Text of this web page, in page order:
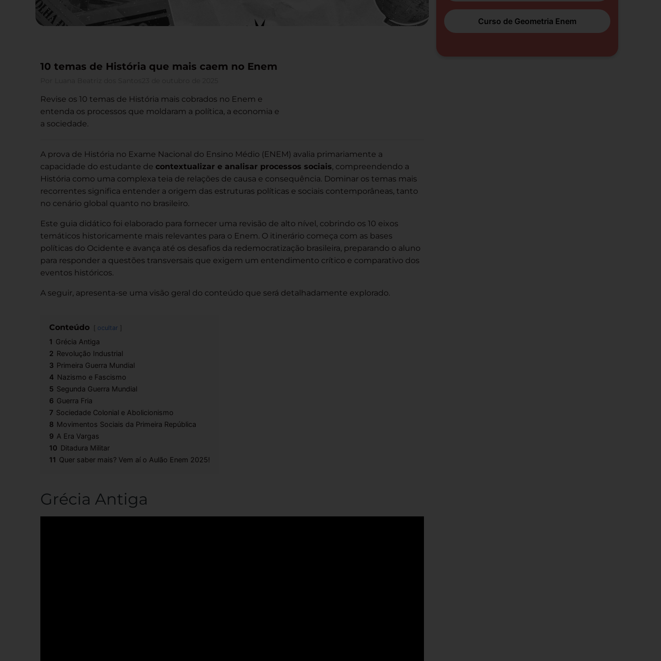
10 temas de História que mais caem no Enem
Revise os 10 temas de História mais cobrados no Enem e
entenda os processos que moldaram a política, a economia e
a sociedade.
A prova de História no Exame Nacional do Ensino Médio (ENEM) avalia primariamente a
capacidade do estudante de contextualizar e analisar processos sociais, compreendendo a
História como uma complexa teia de relações de causa e consequência. Dominar os temas mais
recorrentes significa entender a origem das estruturas políticas e sociais contemporâneas, tanto
no cenário global quanto no brasileiro.
Este guia didático foi elaborado para fornecer uma revisão de alto nível, cobrindo os 10 eixos
temáticos historicamente mais relevantes para o Enem. O itinerário começa com as bases
políticas do Ocidente e avança até os desafios da redemocratização brasileira, preparando o aluno
para responder a questões transversais que exigem um entendimento crítico e comparativo dos
eventos históricos.
A seguir, apresenta-se uma visão geral do conteúdo que será detalhadamente explorado.
Conteúdo ocultar
1 Grécia Antiga
2 Revolução Industrial
3 Primeira Guerra Mundial
4 Nazismo e Fascismo
5 Segunda Guerra Mundial
6 Guerra Fria
7 Sociedade Colonial e Abolicionismo
8 Movimentos Sociais da Primeira República
9 A Era Vargas
10 Ditadura Militar
11 Quer saber mais? Vem aí o Aulão Enem 2025!
Grécia Antiga
Curso de Geometria Enem